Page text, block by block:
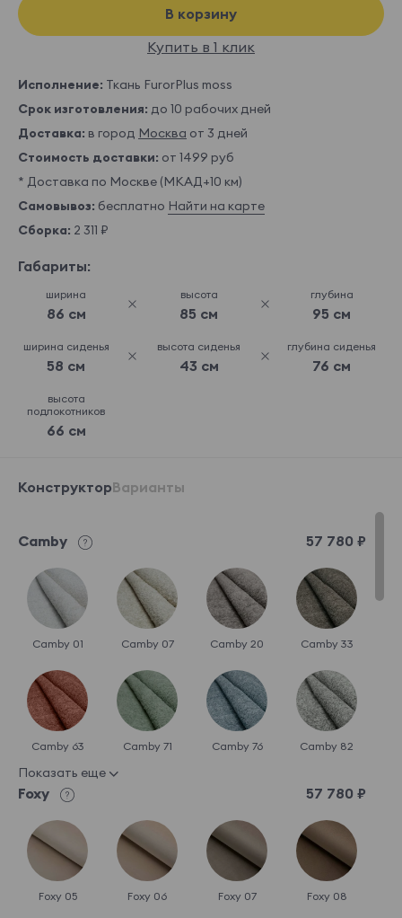
В корзину
Купить в 1 клик
Исполнение: Ткань FurorPlus moss
Срок изготовления: до 10 рабочих дней
Доставка: в город Москва от 3 дней
Стоимость доставки: от 1499 руб
* Доставка по Москве (МКАД+10 км)
Самовывоз: бесплатно Найти на карте
Сборка: 2 311 ₽
Габариты:
ширина
86 см
высота
85 см
глубина
95 см
ширина сиденья
58 см
высота сиденья
43 см
глубина сиденья
76 см
высота
подлокотников
66 см
КонструкторВарианты
Camby 57 780 ₽
Camby 01 Camby 07 Camby 20 Camby 33
Camby 63 Camby 71 Camby 76 Camby 82
Показать еще
Foxy 57 780 ₽
Foxy 05 Foxy 06 Foxy 07 Foxy 08